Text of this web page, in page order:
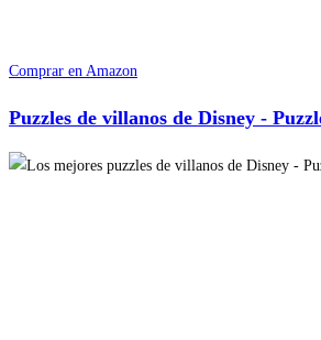
Comprar en Amazon
Puzzles de villanos de Disney -